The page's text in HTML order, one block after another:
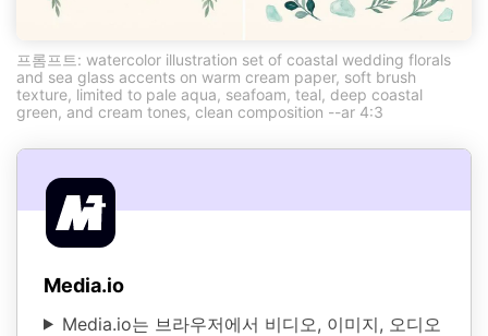
프롬프트: watercolor illustration set of coastal wedding florals
and sea glass accents on warm cream paper, soft brush
texture, limited to pale aqua, seafoam, teal, deep coastal
green, and cream tones, clean composition --ar 4:3
Media.io
Media.io는 브라우저에서 비디오, 이미지, 오디오